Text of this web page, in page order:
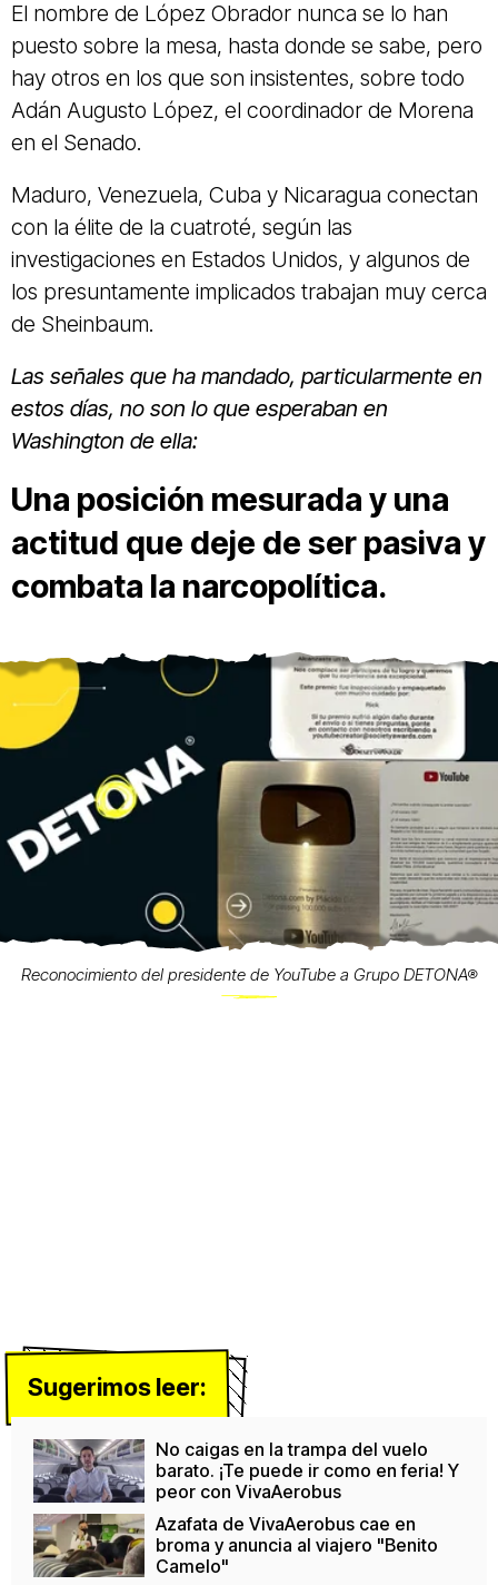
El nombre de López Obrador nunca se lo han
puesto sobre la mesa, hasta donde se sabe, pero
hay otros en los que son insistentes, sobre todo
Adán Augusto López, el coordinador de Morena
en el Senado.
Maduro, Venezuela, Cuba y Nicaragua conectan
con la élite de la cuatroté, según las
investigaciones en Estados Unidos, y algunos de
los presuntamente implicados trabajan muy cerca
de Sheinbaum.
Las señales que ha mandado, particularmente en
estos días, no son lo que esperaban en
Washington de ella:
Una posición mesurada y una
actitud que deje de ser pasiva y
combata la narcopolítica.
Reconocimiento del presidente de YouTube a Grupo DETONA®
Sugerimos leer:
No caigas en la trampa del vuelo
barato. ¡Te puede ir como en feria! Y
peor con VivaAerobus
Azafata de VivaAerobus cae en
broma y anuncia al viajero "Benito
Camelo"